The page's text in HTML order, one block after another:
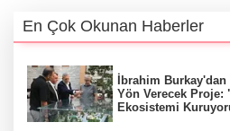
En Çok Okunan Haberler
İbrahim
Yön Verecek Proje:
Ekosistemi